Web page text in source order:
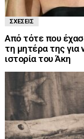
ΣΧΈΣΕΙΣ
Από τότε που
τη μητέρα της για
ιστορία του Άκη